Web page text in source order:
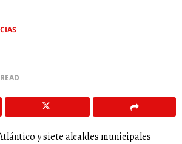
y siete alcaldes municipales